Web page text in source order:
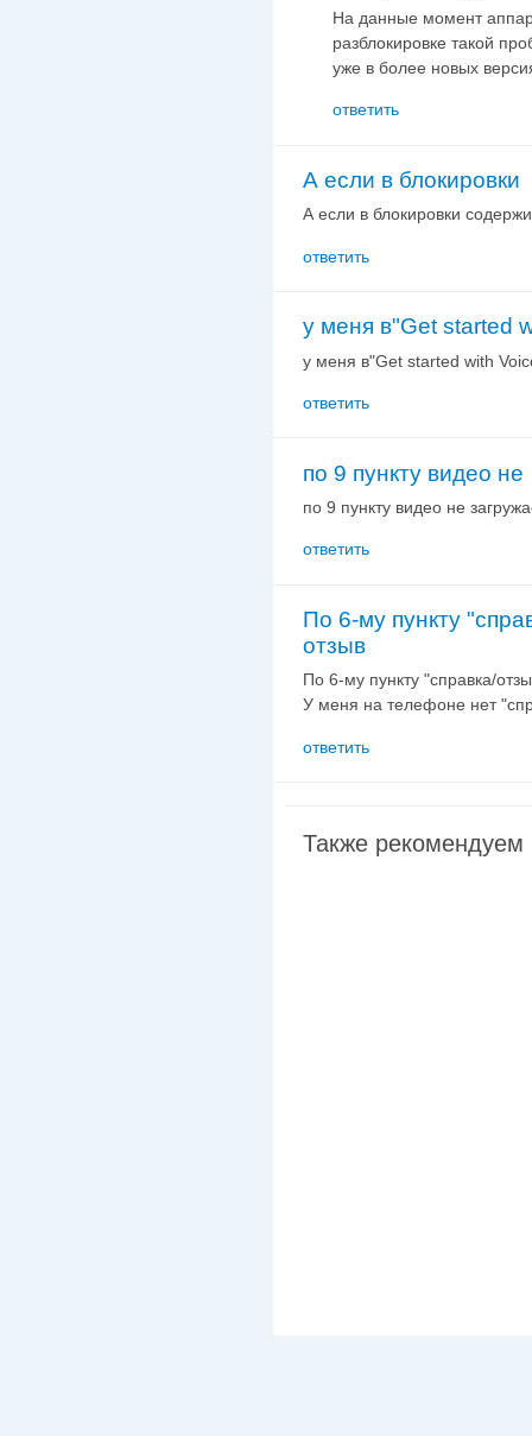
На данные момент
разблокировке такой
уже в более новых
ответить
А если в блокировки
А если в блокировки
ответить
у меня в"Get started
у меня в"Get started with
ответить
по 9 пункту видео не
по 9 пункту видео не
ответить
По 6-му пункту
отзыв
По 6-му пункту "справка/
У меня на телефоне нет
ответить
Также рекомендуем